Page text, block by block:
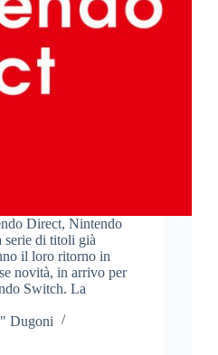
Direct, Nintendo
serie di titoli già
il loro ritorno in
novità, in arrivo per
Switch. La
Dugoni